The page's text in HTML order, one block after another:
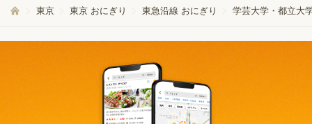
東京 東京 おにぎり 東急沿線 おにぎり 学芸大学・都立大